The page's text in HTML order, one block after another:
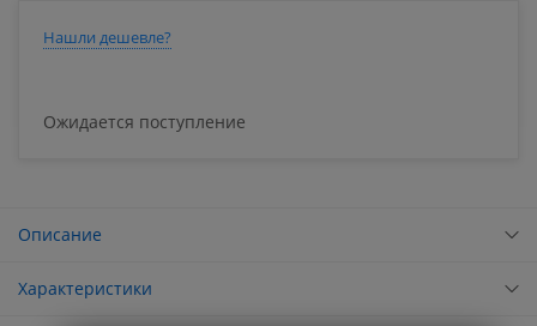
Нашли дешевле?
Ожидается поступление
Описание
Характеристики